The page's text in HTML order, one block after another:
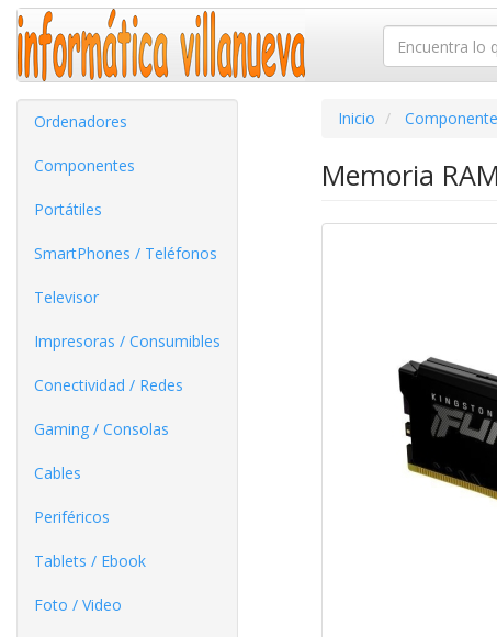
Ordenadores
Componentes
Portátiles
SmartPhones / Teléfonos
Televisor
Impresoras / Consumibles
Conectividad / Redes
Gaming / Consolas
Cables
Periféricos
Tablets / Ebook
Foto / Video
Inicio
Memoria